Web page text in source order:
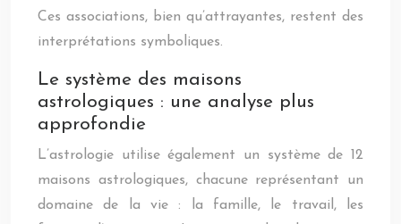
Ces associations, bien qu’attrayantes, restent des
interprétations symboliques.
Le système des maisons
astrologiques : une analyse plus
approfondie
L’astrologie utilise également un système de 12
maisons astrologiques, chacune représentant un
domaine de la vie : la famille, le travail, les